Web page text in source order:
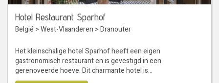
Hotel Restaurant Sparhof
België >West-Vlaanderen >Dranouter
Het kleinschalige hotel Sparhof heeft een eigen
gastronomisch restaurant en is gevestigd in een
gerenoveerde hoeve. Dit charmante hotel is…